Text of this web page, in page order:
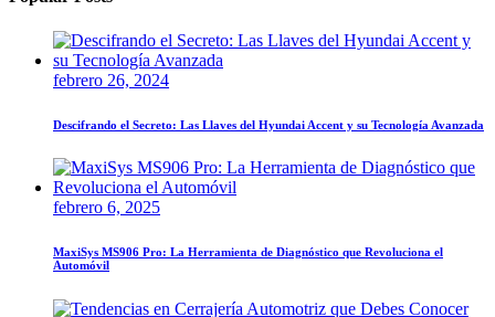
febrero 26, 2024
Descifrando el Secreto: Las Llaves del Hyundai Accent y su Tecnología Avanzada
febrero 6, 2025
MaxiSys MS906 Pro: La Herramienta de Diagnóstico que Revoluciona el
Automóvil